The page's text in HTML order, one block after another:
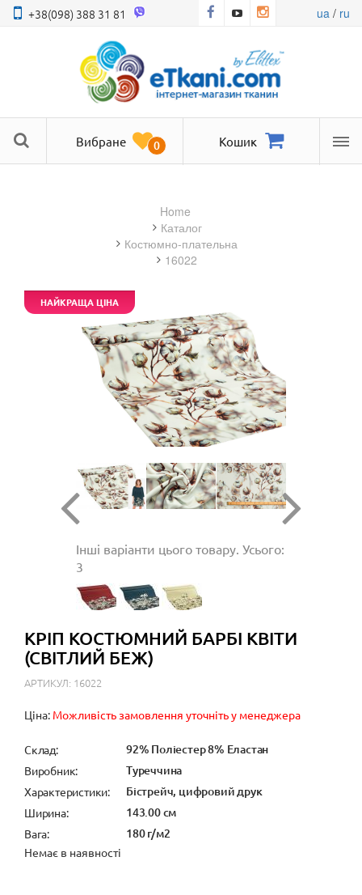
+38(098) 388 31 81 ua/ ru
Вибране 0 Кошик
Home
Каталог
костюмно-плательна
16022
НАЙКРАЩА ЦІНА
Інші варіанти цього товару. Усього:
3
КРІП КОСТЮМНИЙ БАРБІ КВІТИ
(СВІТЛИЙ БЕЖ)
АРТИКУЛ: 16022
Ціна: Можливість замовлення уточніть у менеджера
Cклад: 92% Поліестер 8% Еластан
Виробник: Туреччина
Характеристики: Бістрейч, цифровий друк
Ширина: 143.00 см
Вага: 180 г/м2
Немає в наявності